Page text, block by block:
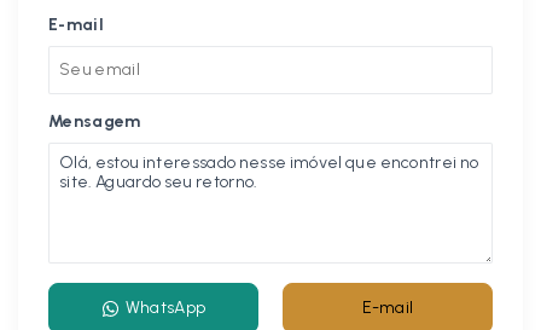
E-mail
Mensagem
WhatsApp E-mail